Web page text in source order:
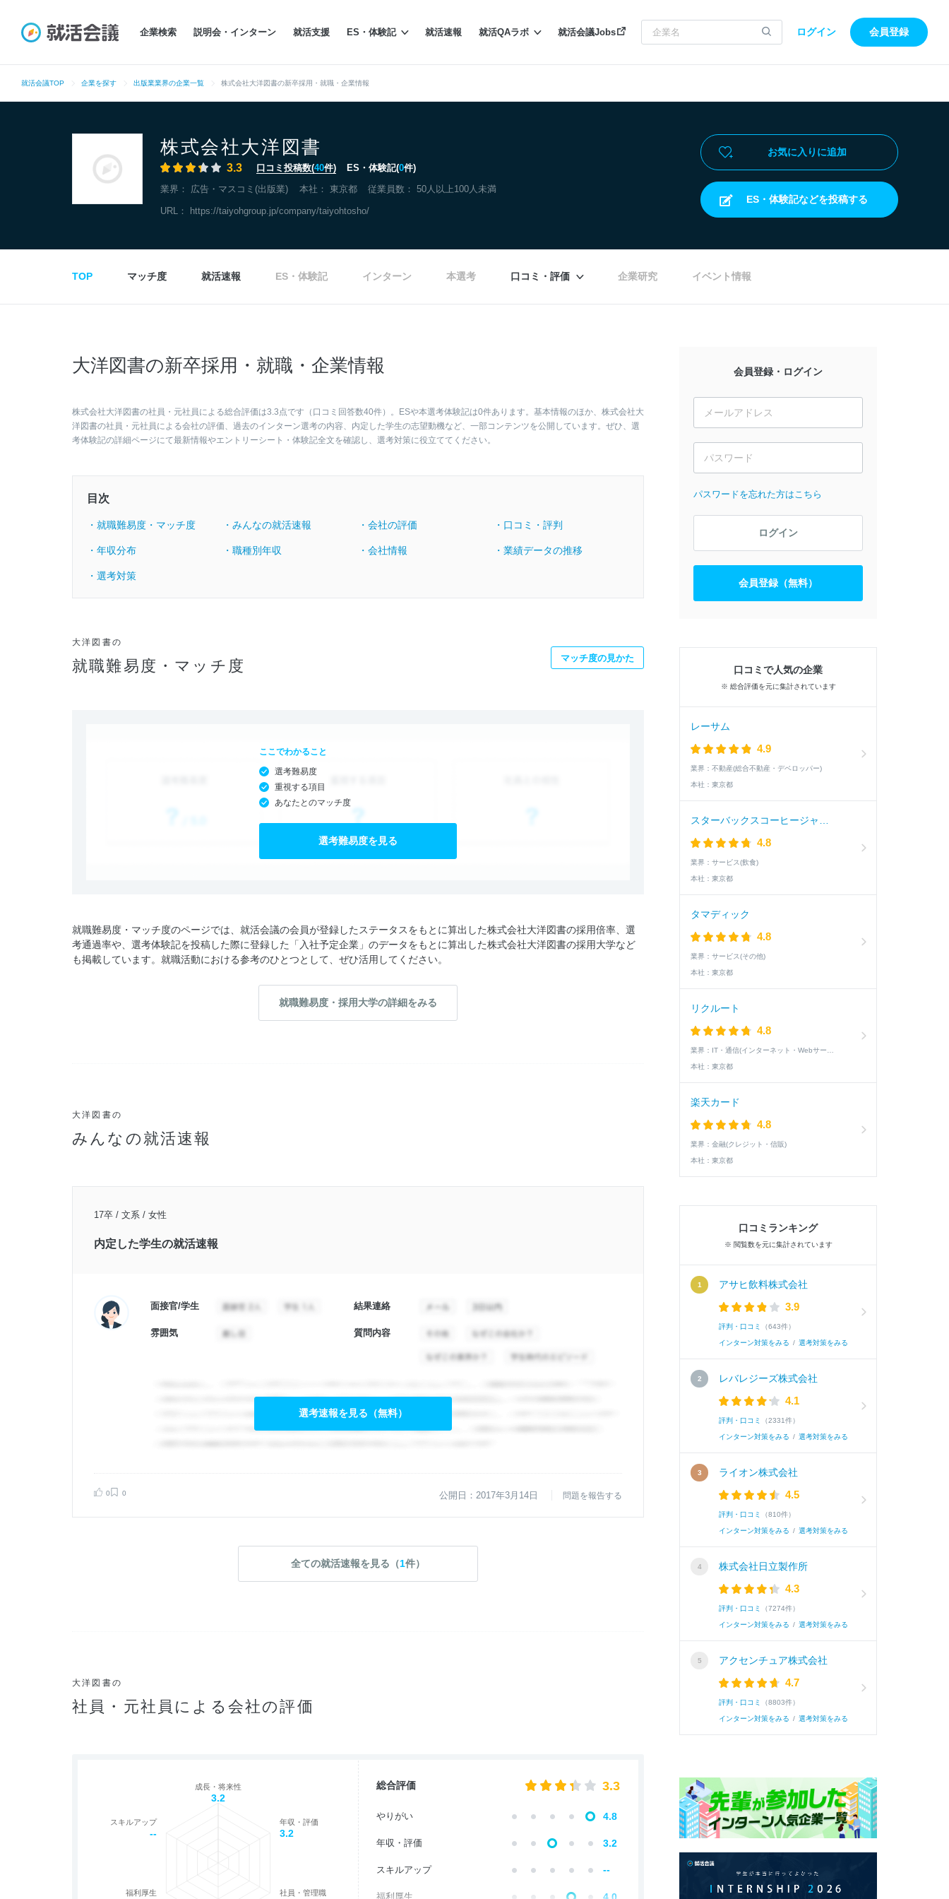
企業検索 説明会・インターン 就活支援 ES・体験記 就活速報 就活QAラボ 就活会議Jobs ログイン 会員登録
就活会議TOP 企業を探す 出版業業界の企業一覧 株式会社大洋図書の新卒採用・就職・企業情報
株式会社大洋図書
3.3 口コミ投稿数(40件) ES・体験記(0件)
業界： 広告・マスコミ(出版業) 本社： 東京都 従業員数： 50人以上100人未満
URL： https://taiyohgroup.jp/company/taiyohtosho/
お気に入りに追加
ES・体験記などを投稿する
TOP マッチ度 就活速報 ES・体験記 インターン 本選考 口コミ・評価 企業研究 イベント情報
大洋図書の新卒採用・就職・企業情報
株式会社大洋図書の社員・元社員による総合評価は3.3点です（口コミ回答数40件）。ESや本選考体験記は0件あります。基本情報のほか、株式会社大
洋図書の社員・元社員による会社の評価、過去のインターン選考の内容、内定した学生の志望動機など、一部コンテンツを公開しています。ぜひ、選
考体験記の詳細ページにて最新情報やエントリーシート・体験記全文を確認し、選考対策に役立ててください。
目次
・就職難易度・マッチ度 ・みんなの就活速報 ・会社の評価 ・口コミ・評判
・年収分布 ・職種別年収 ・会社情報 ・業績データの推移
・選考対策
大洋図書の
就職難易度・マッチ度 マッチ度の見かた
ここでわかること
選考難易度
重視する項目
あなたとのマッチ度
選考難易度を見る
就職難易度・マッチ度のページでは、就活会議の会員が登録したステータスをもとに算出した株式会社大洋図書の採用倍率、選
考通過率や、選考体験記を投稿した際に登録した「入社予定企業」のデータをもとに算出した株式会社大洋図書の採用大学など
も掲載しています。就職活動における参考のひとつとして、ぜひ活用してください。
就職難易度・採用大学の詳細をみる
大洋図書の
みんなの就活速報
17卒 / 文系 / 女性
内定した学生の就活速報
面接官/学生 結果連絡
雰囲気 質問内容
選考速報を見る（無料）
0 0 公開日：2017年3月14日 問題を報告する
全ての就活速報を見る（1件）
大洋図書の
社員・元社員による会社の評価
成長・将来性
3.2
年収・評価
3.2
社員・管理職
福利厚生
スキルアップ
--
総合評価 3.3
やりがい 4.8
年収・評価 3.2
スキルアップ --
福利厚生 4.0
会員登録・ログイン
パスワードを忘れた方はこちら
ログイン
会員登録（無料）
口コミで人気の企業
※ 総合評価を元に集計されています
レーサム
4.9
業界： 不動産(総合不動産・デベロッパー)
本社： 東京都
4.8
業界： サービス(飲食)
本社： 東京都
タマディック
4.8
業界： サービス(その他)
本社： 東京都
リクルート
4.8
業界：
本社： 東京都
楽天カード
4.8
業界： 金融(クレジット・信販)
本社： 東京都
口コミランキング
※ 閲覧数を元に集計されています
アサヒ飲料株式会社
3.9
評判・口コミ （643件）
インターン対策をみる / 選考対策をみる
レバレジーズ株式会社
4.1
評判・口コミ （2331件）
インターン対策をみる / 選考対策をみる
ライオン株式会社
4.5
評判・口コミ （810件）
インターン対策をみる / 選考対策をみる
株式会社日立製作所
4.3
評判・口コミ （7274件）
インターン対策をみる / 選考対策をみる
アクセンチュア株式会社
4.7
評判・口コミ （8803件）
インターン対策をみる / 選考対策をみる